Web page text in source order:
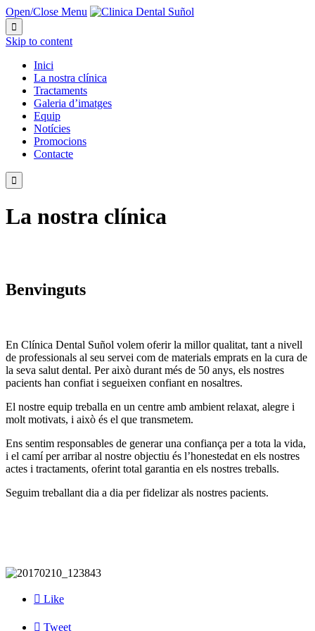
Open/Close Menu

Skip to content
Inici
La nostra clínica
Tractaments
Galeria d’imatges
Equip
Notícies
Promocions
Contacte

La nostra clínica
Benvinguts
En Clínica Dental Suñol volem oferir la millor qualitat, tant a nivell
de professionals al seu servei com de materials emprats en la cura de
la seva salut dental. Per això durant més de 50 anys, els nostres
pacients han confiat i segueixen confiant en nosaltres.
El nostre equip treballa en un centre amb ambient relaxat, alegre i
molt motivats, i això és el que transmetem.
Ens sentim responsables de generar una confiança per a tota la vida,
i el camí per arribar al nostre objectiu és l’honestedat en els nostres
actes i tractaments, oferint total garantia en els nostres treballs.
Seguim treballant dia a dia per fidelizar als nostres pacients.
 Like
 Tweet